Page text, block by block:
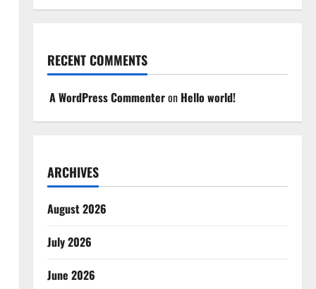
RECENT COMMENTS
A WordPress Commenteron Hello world!
ARCHIVES
August 2026
July 2026
June 2026